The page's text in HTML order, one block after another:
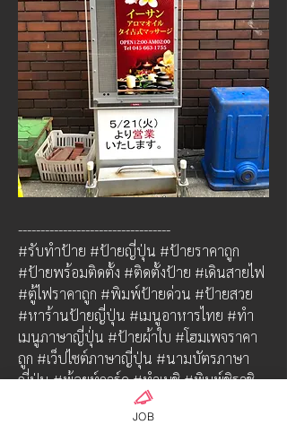
----------------------------------
#รับทำป้าย #ป้ายญี่ปุ่น #ป้ายราคาถูก
#ป้ายพร้อมติดตั้ง #ติดตั้งป้าย #เดินสายไฟ
#ตู้ไฟราคาถูก #พิมพ์ป้ายด่วน #ป้ายสวย
#หาร้านป้ายญี่ปุ่น #เมนูอาหารไทย #ทำ
เมนูภาษาญี่ปุ่่น #ป้ายผ้าใบ #โฮมเพจราคา
ถูก #เว็ปไซต์ภาษาญี่ปุ่น #นามบัตรภาษา
ญี่ปุ่น #พ้อยท์การ์ด #ทำเมชิ #พิมพ์ชิราชิ
#พิมพ์ใบปลิว #พิมพ์นามบัตร #ออกแบบ
งานญี่ปุ่น #ร้านนวดไทย #นวดไทยญี่ปุ่น
JOB